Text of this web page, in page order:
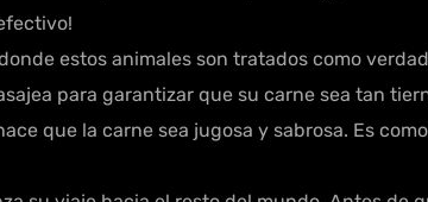
estos animales son tratados como
para garantizar que su carne sea tan
que la carne sea jugosa y sabrosa. Es